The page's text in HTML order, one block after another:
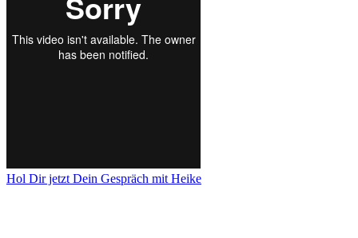
Hol Dir jetzt Dein Gespräch mit Heike